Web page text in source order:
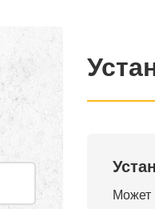
Может